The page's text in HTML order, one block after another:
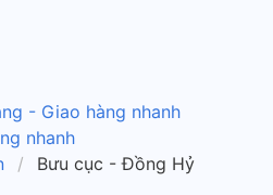
- Giao hàng nhanh
nhanh
Bưu cục - Đồng Hỷ